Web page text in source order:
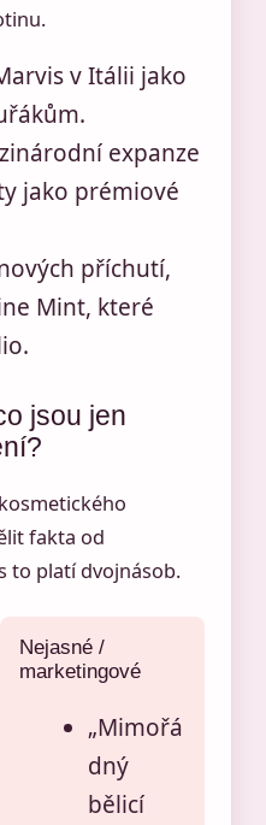
v Itálii jako
expanze
jako prémiové
příchutí,
Mint, které
jsou jen
fakta od
to platí dvojnásob.
Nejasné /
marketingové
„Mimořá
dný
bělicí